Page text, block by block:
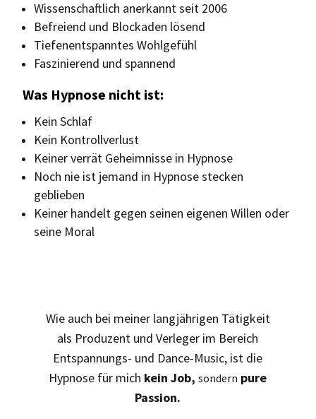
Wissenschaftlich anerkannt seit 2006
Befreiend und Blockaden lösend
Tiefenentspanntes Wohlgefühl
Faszinierend und spannend
Was Hypnose nicht ist:
Kein Schlaf
Kein Kontrollverlust
Keiner verrät Geheimnisse in Hypnose
Noch nie ist jemand in Hypnose stecken
geblieben
Keiner handelt gegen seinen eigenen Willen oder
seine Moral
Wie auch bei meiner langjährigen Tätigkeit
als Produzent und Verleger im Bereich
Entspannungs- und Dance-Music, ist die
Hypnose für mich kein Job,sondern pure
Passion.